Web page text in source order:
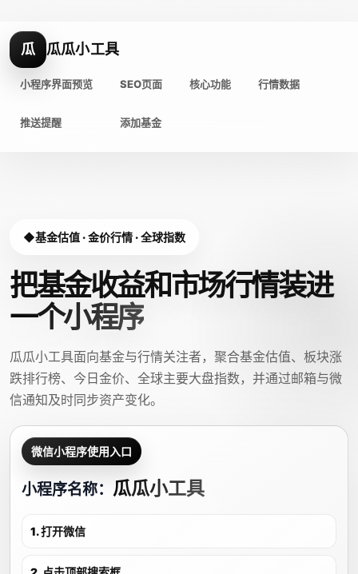
瓜 瓜瓜小工具
小程序界面预览 SEO页面 核心功能 行情数据
推送提醒 添加基金
基金估值 · 金价行情 · 全球指数
把基金收益和市场行情装进
一个小程序
瓜瓜小工具面向基金与行情关注者，聚合基金估值、板块涨
跌排行榜、今日金价、全球主要大盘指数，并通过邮箱与微
信通知及时同步资产变化。
微信小程序使用入口
小程序名称： 瓜瓜小工具
1. 打开微信